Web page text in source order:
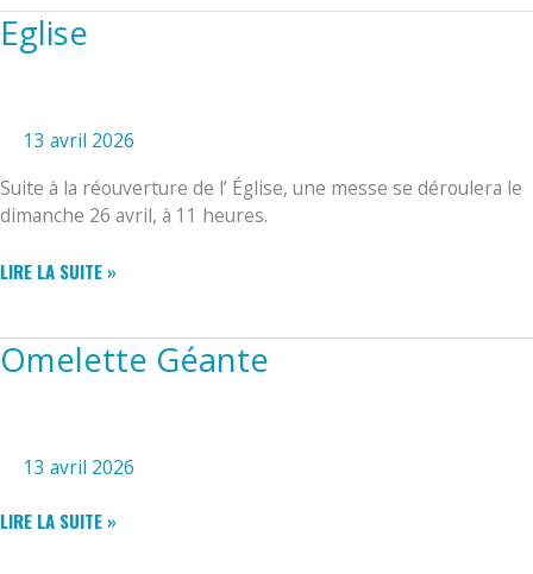
Eglise
13 avril 2026
Suite à la réouverture de l’ Église, une messe se déroulera le
dimanche 26 avril, à 11 heures.
EGLISE
LIRE LA SUITE »
Omelette Géante
13 avril 2026
OMELETTE
LIRE LA SUITE »